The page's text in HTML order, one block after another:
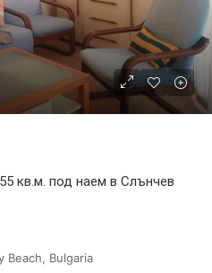
кв.м. под наем в Слънчев
Beach, Bulgaria